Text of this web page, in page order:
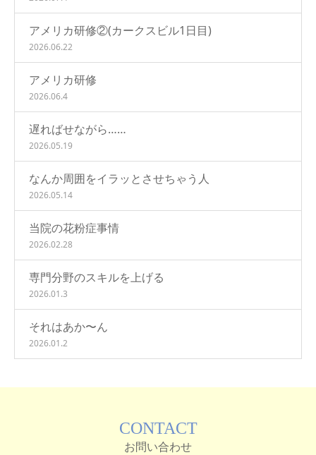
アメリカ研修②(カークスビル1日目)
2026.06.22
アメリカ研修
2026.06.4
遅ればせながら……
2026.05.19
なんか周囲をイラッとさせちゃう人
2026.05.14
当院の花粉症事情
2026.02.28
専門分野のスキルを上げる
2026.01.3
それはあか〜ん
2026.01.2
CONTACT
お問い合わせ